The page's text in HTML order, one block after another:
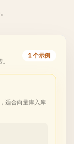
1 个示例
适合向量库入库